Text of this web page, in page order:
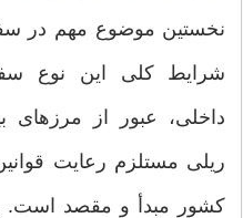
نخستین موضوع مهم در
شرایط کلی این نوع
داخلی، عبور از مرزهای
ریلی مستلزم رعایت
کشور مبدأ و مقصد است.